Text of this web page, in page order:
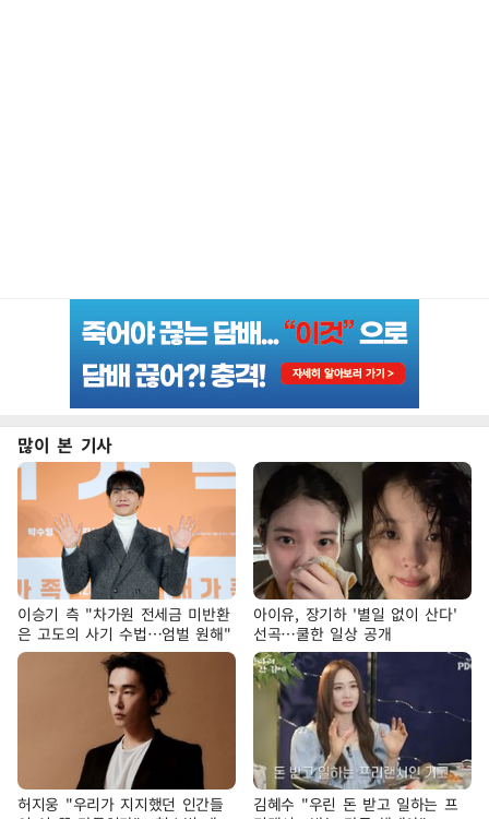
많이 본 기사
이승기 측 "차가원 전세금 미반환
은 고도의 사기 수법…엄벌 원해"
아이유, 장기하 '별일 없이 산다'
선곡…쿨한 일상 공개
허지웅 "우리가 지지했던 인간들
김혜수 "우린 돈 받고 일하는 프